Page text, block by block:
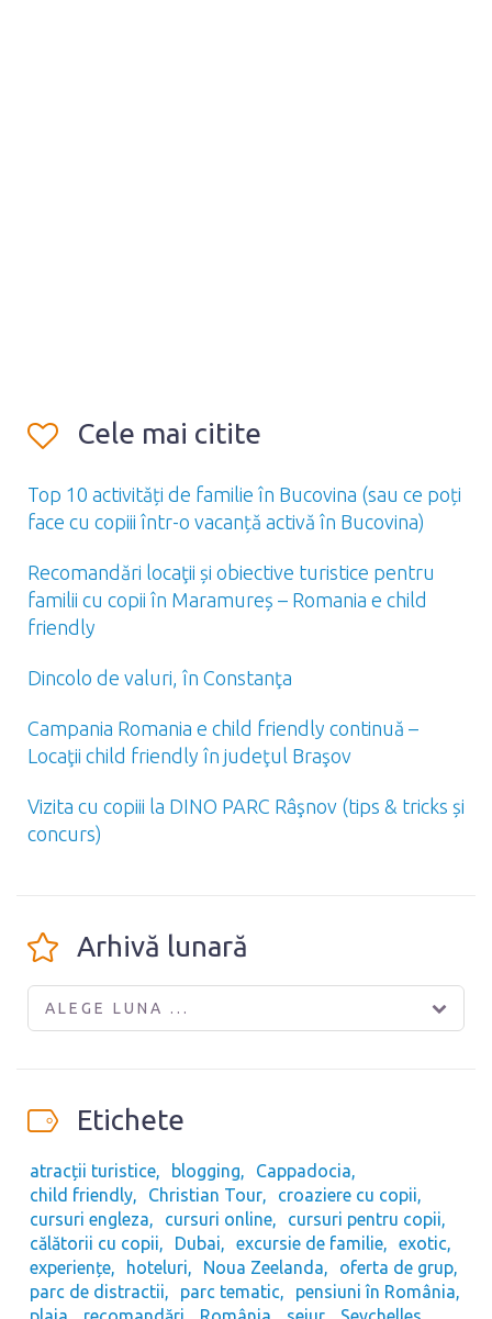
Cele mai citite
Top 10 activități de familie în Bucovina (sau ce poți
face cu copiii într-o vacanță activă în Bucovina)
Recomandări locaţii și obiective turistice pentru
familii cu copii în Maramureș – Romania e child
friendly
Dincolo de valuri, în Constanţa
Campania Romania e child friendly continuă –
Locaţii child friendly în judeţul Braşov
Vizita cu copiii la DINO PARC Râşnov (tips & tricks și
concurs)
Arhivă lunară
ALEGE LUNA ...
Etichete
atracții turistice blogging
Cappadocia
child friendly
Christian Tour
croaziere cu copii
cursuri engleza
cursuri online
cursuri pentru copii
călătorii cu copii
Dubai excursie de familie
exotic
experiențe
hoteluri Noua Zeelanda
oferta de grup
parc de distractii
parc tematic
pensiuni în România